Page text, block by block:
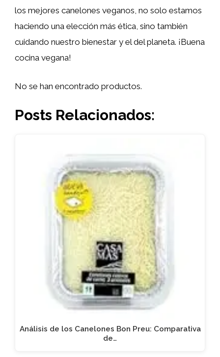
los mejores canelones veganos, no solo estamos
haciendo una elección más ética, sino también
cuidando nuestro bienestar y el del planeta. ¡Buena
cocina vegana!
No se han encontrado productos.
Posts Relacionados:
Análisis de los Canelones Bon Preu: Comparativa
de…